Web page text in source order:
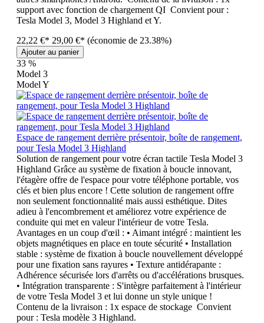
support avec fonction de chargement QI Convient pour :
Tesla Model 3, Model 3 Highland et Y.
22,22 €* 29,00 €* (économie de 23.38%)
Ajouter au panier
33 %
Model 3
Model Y
Espace de rangement derrière présentoir, boîte de rangement,
pour Tesla Model 3 Highland
Solution de rangement pour votre écran tactile Tesla Model 3
Highland Grâce au système de fixation à boucle innovant,
l'étagère offre de l'espace pour votre téléphone portable, vos
clés et bien plus encore ! Cette solution de rangement offre
non seulement fonctionnalité mais aussi esthétique. Dites
adieu à l'encombrement et améliorez votre expérience de
conduite qui met en valeur l'intérieur de votre Tesla.
Avantages en un coup d'œil : • Aimant intégré : maintient les
objets magnétiques en place en toute sécurité • Installation
stable : système de fixation à boucle nouvellement développé
pour une fixation sans rayures • Texture antidérapante :
Adhérence sécurisée lors d'arrêts ou d'accélérations brusques.
• Intégration transparente : S'intègre parfaitement à l'intérieur
de votre Tesla Model 3 et lui donne un style unique !
Contenu de la livraison : 1x espace de stockage Convient
pour : Tesla modèle 3 Highland.